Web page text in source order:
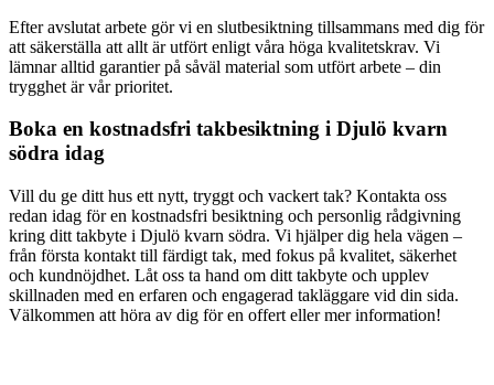
Efter avslutat arbete gör vi en slutbesiktning tillsammans med dig för
att säkerställa att allt är utfört enligt våra höga kvalitetskrav. Vi
lämnar alltid garantier på såväl material som utfört arbete – din
trygghet är vår prioritet.
Boka en kostnadsfri takbesiktning i Djulö kvarn
södra idag
Vill du ge ditt hus ett nytt, tryggt och vackert tak? Kontakta oss
redan idag för en kostnadsfri besiktning och personlig rådgivning
kring ditt takbyte i Djulö kvarn södra. Vi hjälper dig hela vägen –
från första kontakt till färdigt tak, med fokus på kvalitet, säkerhet
och kundnöjdhet. Låt oss ta hand om ditt takbyte och upplev
skillnaden med en erfaren och engagerad takläggare vid din sida.
Välkommen att höra av dig för en offert eller mer information!